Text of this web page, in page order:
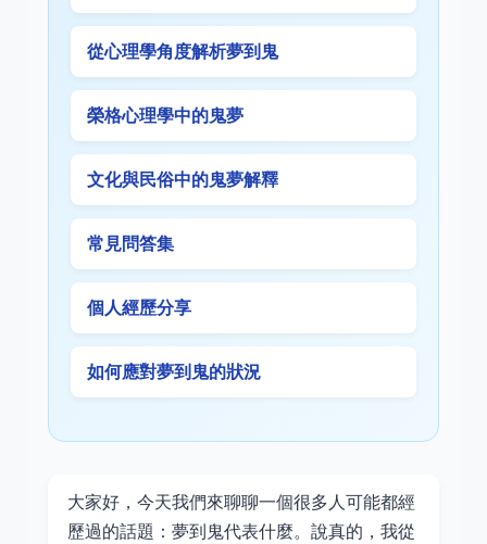
從心理學角度解析夢到鬼
榮格心理學中的鬼夢
文化與民俗中的鬼夢解釋
常見問答集
個人經歷分享
如何應對夢到鬼的狀況
大家好，今天我們來聊聊一個很多人可能都經
歷過的話題：夢到鬼代表什麼。說真的，我從